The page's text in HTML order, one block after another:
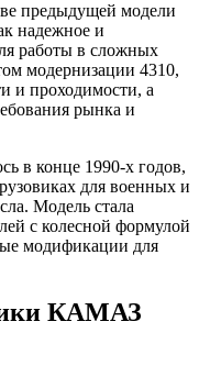
предыдущей модели
надежное и
работы в сложных
модернизации 4310,
и проходимости, а
рынка и
в конце 1990-х годов,
для военных и
Модель стала
с колесной формулой
модификации для
КАМАЗ